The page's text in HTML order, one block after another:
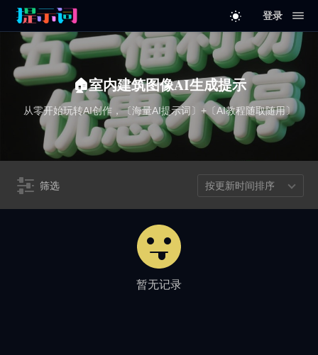
登录
🏠室内建筑图像AI生成提示
从零开始玩转AI创作，〔海量AI提示词〕+〔AI教程随取随用〕
筛选 按更新时间排序
暂无记录